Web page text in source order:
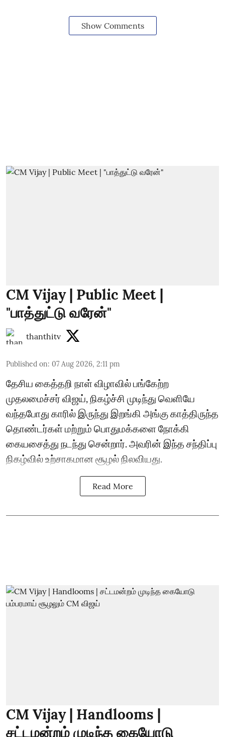
Show Comments
CM Vijay | Public Meet |
"பாத்துட்டு வரேன்"
thanthitv
Published on: 07 Aug 2026, 2:11 pm
தேசிய கைத்தறி நாள் விழாவில் பங்கேற்ற
முதலமைச்சர் விஜய், நிகழ்ச்சி முடிந்து வெளியே
வந்தபோது காரில் இருந்து இறங்கி அங்கு காத்திருந்த
தொண்டர்கள் மற்றும் பொதுமக்களை நோக்கி
கையசைத்து நடந்து சென்றார். அவரின் இந்த சந்திப்பு
நிகழ்வில் உற்சாகமான சூழல் நிலவியது.
Read More
CM Vijay | Handlooms |
சட்டமன்றம் முடிந்த கையோடு